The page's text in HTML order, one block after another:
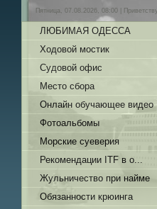
Пятница, 07.08.2026, 08:00 |
ЛЮБИМАЯ ОДЕССА
Ходовой мостик
Судовой офис
Место сбора
Онлайн обучающее видео
Фотоальбомы
Морские суеверия
Рекомендации ITF в о...
Жульничество при найме
Обязанности крюинга